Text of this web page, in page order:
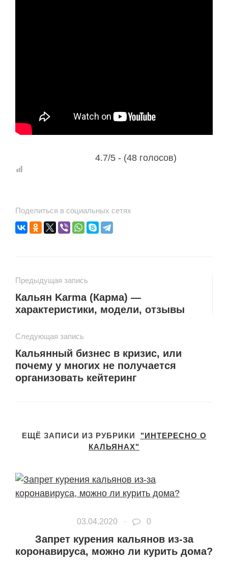
4.7/5 - (48 голосов)
Поделиться в социальных сетях
Предыдущая запись
Кальян Karma (Карма) —
характеристики, модели, отзывы
Следующая запись
Кальянный бизнес в кризис, или
почему у многих не получается
организовать кейтеринг
ЕЩЁ ЗАПИСИ ИЗ РУБРИКИ "ИНТЕРЕСНО О
КАЛЬЯНАХ"
03.04.2020 · 0
Запрет курения кальянов из-за
коронавируса, можно ли курить дома?